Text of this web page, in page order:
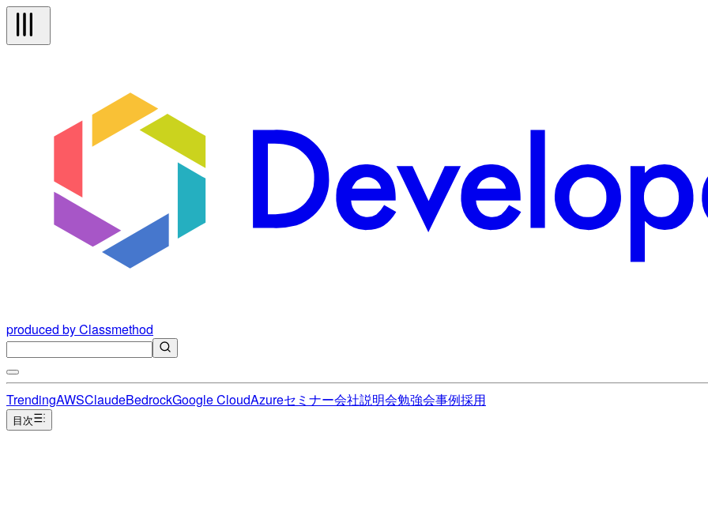
produced by Classmethod
TrendingAWSClaudeBedrockGoogle CloudAzureセミナー会社説明会勉強会事例採用
目次